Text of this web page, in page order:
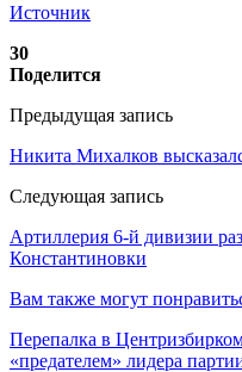
Источник
30
Поделится
Предыдущая запись
Никита Михалков
Следующая запись
Артиллерия 6-й дивизии
Константиновки
Вам также могут
Перепалка в
«предателем» лидера